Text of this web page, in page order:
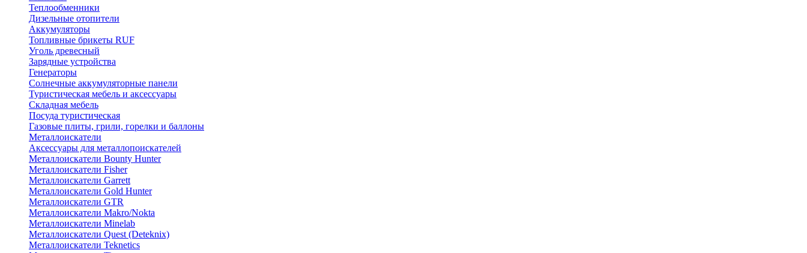
Теплообменники
Дизельные отопители
Аккумуляторы
Топливные брикеты RUF
Уголь древесный
Зарядные устройства
Генераторы
Солнечные аккумуляторные панели
Туристическая мебель и аксессуары
Складная мебель
Посуда туристическая
Газовые плиты, грили, горелки и баллоны
Металлоискатели
Аксессуары для металлопоискателей
Металлоискатели Bounty Hunter
Металлоискатели Fisher
Металлоискатели Garrett
Металлоискатели Gold Hunter
Металлоискатели GTR
Металлоискатели Makro/Nokta
Металлоискатели Minelab
Металлоискатели Quest (Deteknix)
Металлоискатели Teknetics